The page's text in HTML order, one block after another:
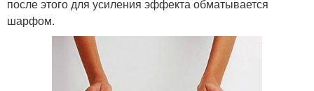
после этого для усиления эффекта обматывается
шарфом.